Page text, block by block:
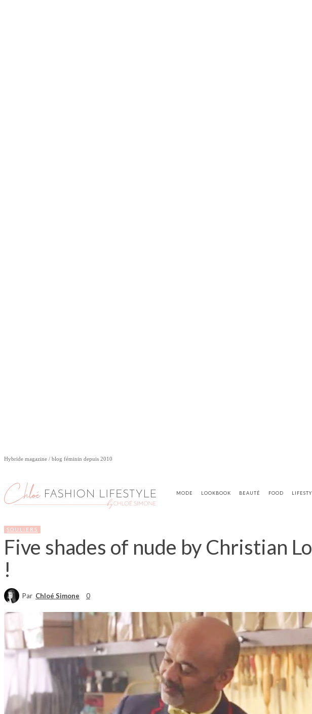
Hybride magazine / blog féminin depuis 2010
MODE LOOKBOOK BEAUTÉ FOOD
SOULIERS
Five shades of nude by Christian
!
Par Chloé Simone 0